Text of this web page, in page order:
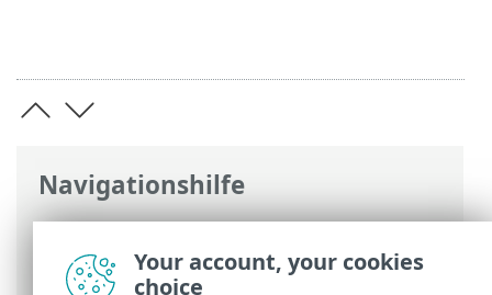
Navigationshilfe
ESET Online-Hilfe>ESET PROTECT On-
Prem>Spezifikationen> Unterstützte
Betriebssysteme
Your account, your cookies
choice